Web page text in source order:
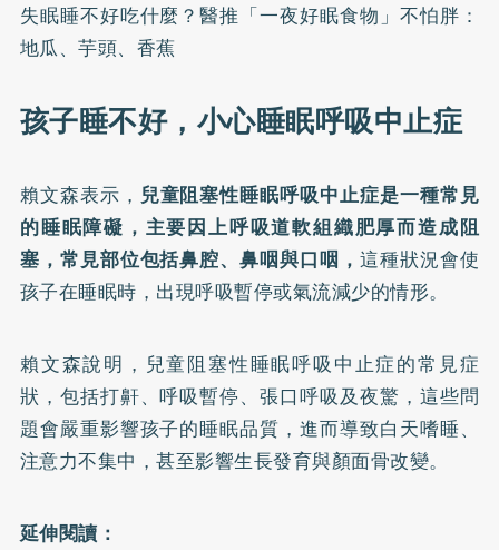
失眠睡不好吃什麼？醫推「一夜好眠食物」不怕胖：
地瓜、芋頭、香蕉
孩子睡不好，小心睡眠呼吸中止症
賴文森表示， 兒童阻塞性睡眠呼吸中止症是一種常見
的睡眠障礙，主要因上呼吸道軟組織肥厚而造成阻
塞，常見部位包括鼻腔、鼻咽與口咽， 這種狀況會使
孩子在睡眠時，出現呼吸暫停或氣流減少的情形。
賴文森說明，兒童阻塞性睡眠呼吸中止症的常見症
狀，包括打鼾、呼吸暫停、張口呼吸及夜驚，這些問
題會嚴重影響孩子的睡眠品質，進而導致白天嗜睡、
注意力不集中，甚至影響生長發育與顏面骨改變。
延伸閱讀：